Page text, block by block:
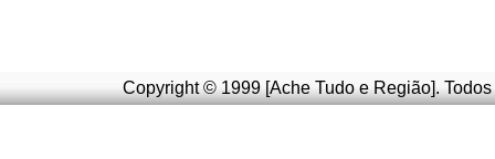
Copyright © 1999 [Ache Tudo e Região].